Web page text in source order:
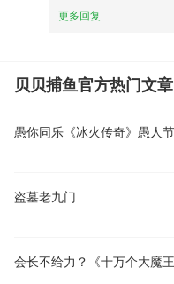
更多回复
贝贝捕鱼官方热门文章
盗墓老九门